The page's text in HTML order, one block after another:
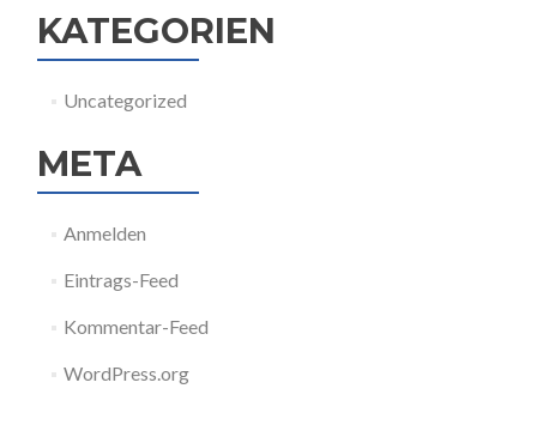
KATEGORIEN
Uncategorized
META
Anmelden
Eintrags-Feed
Kommentar-Feed
WordPress.org